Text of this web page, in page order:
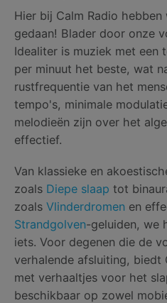
Hier bij Calm Radio
gedaan! Blader door onze
Idealiter is muziek met een
per minuut het beste, wat
rustfrequentie van het
tempo's, minimale
melodieën zijn over het
effectief.
Van klassieke en
zoals Diepe slaap tot
zoals Vlinderdromen en
Strandgolven-geluiden, we
iets. Voor degenen die de
verhalende afsluiting, biedt
met verhaaltjes voor het
beschikbaar op zowel